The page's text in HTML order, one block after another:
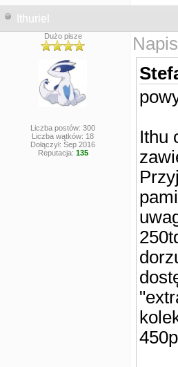
Ithuriel
Dużo pisze
Liczba postów: 300
Liczba wątków: 18
Dołączył: Sep 2016
Reputacja: 135
Ithu